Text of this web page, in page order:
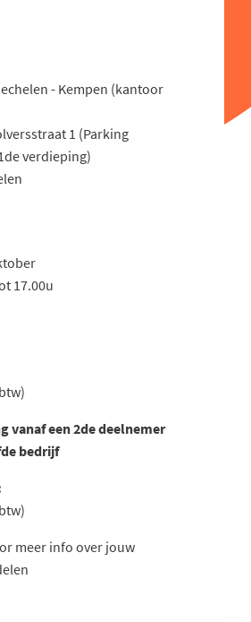
- Kempen (kantoor
1 (Parking
verdieping)
17.00u
vanaf een 2de deelnemer
bedrijf
meer info over jouw